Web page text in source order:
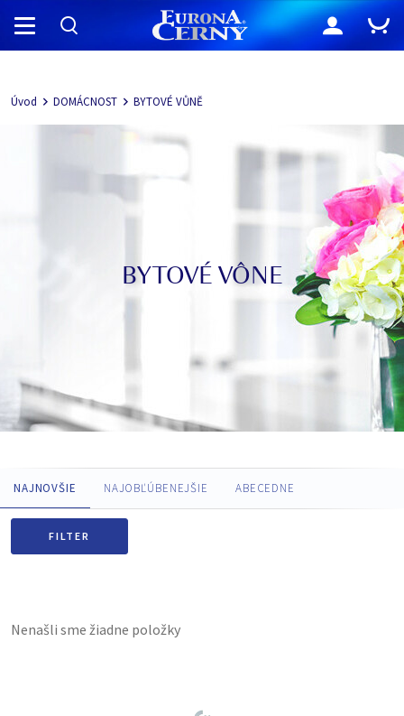
Navigácia
Úvod DOMÁCNOST BYTOVÉ VŮNĚ
BYTOVÉ VÔNE
NAJNOVŠIE NAJOBĽÚBENEJŠIE ABECEDNE
FILTER
Nenašli sme žiadne položky